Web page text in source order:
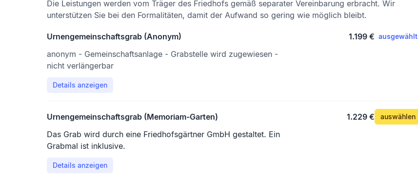
Die Leistungen werden vom Träger des Friedhofs gemäß separater Vereinbarung erbracht. Wir
unterstützen Sie bei den Formalitäten, damit der Aufwand so gering wie möglich bleibt.
Urnengemeinschaftsgrab (Anonym) 1.199 € ausgewählt
anonym - Gemeinschaftsanlage - Grabstelle wird zugewiesen -
nicht verlängerbar
Details anzeigen
Urnengemeinschaftsgrab (Memoriam-Garten) 1.229 € auswählen
Das Grab wird durch eine Friedhofsgärtner GmbH gestaltet. Ein
Grabmal ist inklusive.
Details anzeigen